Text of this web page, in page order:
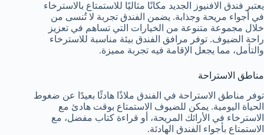
يعتبر فندق الافنيوز الجديد مكانًا مثاليًا للاستمتاع بالاسترخاء
في أجواء مريحة وجذابة. يضمن الفندق تجربة لا تُنسى من
خلال مجموعة متنوعة من الخيارات التي تساهم في تعزيز
راحة الضيوف. توفر مرافق الفندق بيئة مناسبة للاسترخاء
والتأمل، مما يجعل الإقامة فيه تجربة مميزة.
مناطق الاستراحة
توفر مناطق الاستراحة في الفندق ملاذًا هادئًا بعيدًا عن ضغوط
الحياة اليومية. يمكن للضيوف الاستمتاع بوقت هادئ مع
الاسترخاء في الأرائك المريحة، أو قراءة كتاب مفضل، مع
الاستمتاع بأجواء الفندق الهادئة.